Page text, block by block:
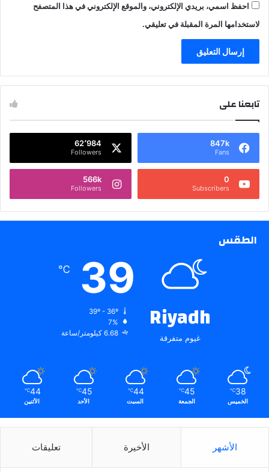
احفظ اسمي، بريدي الإلكتروني، والموقع الإلكتروني في هذا المتصفح
لاستخدامها المرة المقبلة في تعليقي.
تابعنا على
847k
Fans
62٬984
Followers
0
Subscribers
566k
Followers
الطقس
Riyadh
غيوم متفرقة
39
℃
7%
6.68 كيلومتر/ساعة
38
℃
الخميس
45
℃
الجمعة
44
℃
السبت
45
℃
الأحد
44
℃
الأثنين
الأشهر الأخيرة تعليقات